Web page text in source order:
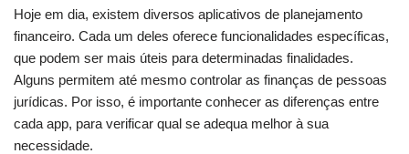
Hoje em dia, existem diversos aplicativos de planejamento
financeiro. Cada um deles oferece funcionalidades específicas,
que podem ser mais úteis para determinadas finalidades.
Alguns permitem até mesmo controlar as finanças de pessoas
jurídicas. Por isso, é importante conhecer as diferenças entre
cada app, para verificar qual se adequa melhor à sua
necessidade.